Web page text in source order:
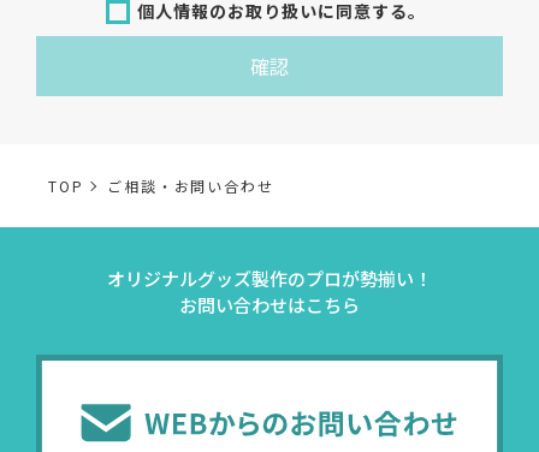
お客様の個人情報は、各種お問い合わせ対応のため、弊社
において正当な事業遂行の範囲内で利用いたします。
事業内容 個人情報の利用目的
受発注業務
（開示対象個人情報）
当社通信販売における
業務上のご連絡および
問い合わせへの対応の
個人情報のお取り扱いに同意する。
確認
TOP ご相談・お問い合わせ
オリジナルグッズ製作のプロが勢揃い！
お問い合わせはこちら